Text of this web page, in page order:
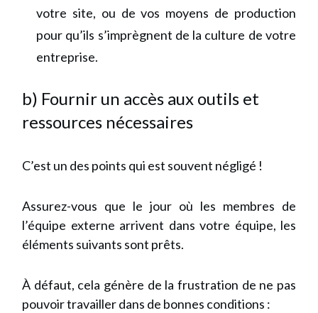
votre site, ou de vos moyens de production
pour qu’ils s’imprègnent de la culture de votre
entreprise.
b) Fournir un accès aux outils et
ressources nécessaires
C’est un des points qui est souvent négligé !
Assurez-vous que le jour où les membres de
l’équipe externe arrivent dans votre équipe, les
éléments suivants sont prêts.
À défaut, cela génère de la frustration de ne pas
pouvoir travailler dans de bonnes conditions :